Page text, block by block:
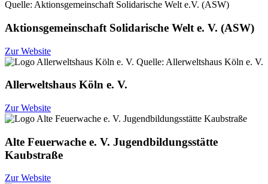
Aktionsgemeinschaft Solidarische Welt e. V. (ASW)
Zur Website
Allerweltshaus Köln e. V.
Zur Website
Alte Feuerwache e. V. Jugendbildungsstätte
Kaubstraße
Zur Website